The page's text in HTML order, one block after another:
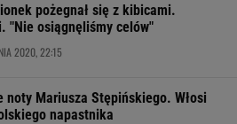
pożegnał się z kibicami.
"Nie osiągnęliśmy celów"
2020, 22:15
noty Mariusza Stępińskiego. Włosi
napastnika